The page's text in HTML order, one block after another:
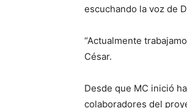
escuchando la voz de
“Actualmente
César.
Desde que MC inició
colaboradores del